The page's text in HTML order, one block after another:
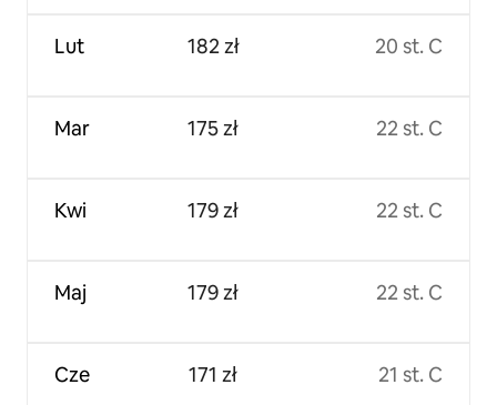
Lut
Mar
Kwi
Maj
Cze
182 zł
175 zł
179 zł
179 zł
171 zł
20 st. C
22 st. C
22 st. C
22 st. C
21 st. C